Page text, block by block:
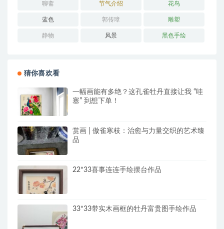
聊斋 节气介绍 花鸟
蓝色 郭传璋 雕塑
静物 风景 黑色手绘
猜你喜欢看
一幅画能有多绝？这孔雀牡丹直接让我 “哇
塞” 到想下单！
赏画 | 傲雀寒枝：治愈与力量交织的艺术臻
品
22*33喜事连连手绘摆台作品
33*33带实木画框的牡丹富贵图手绘作品